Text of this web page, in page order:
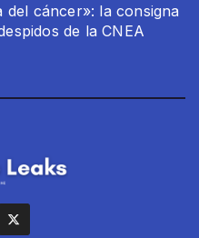
cáncer»: la consigna
de la CNEA